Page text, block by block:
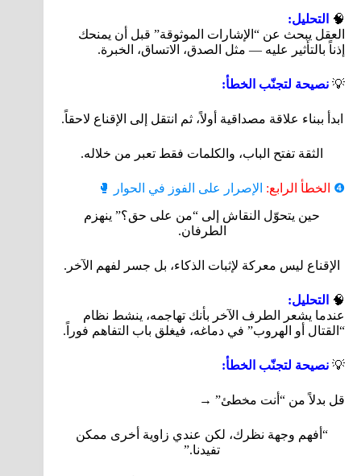
🧠
التحليل:
العقل يبحث عن “الإشارات الموثوقة” قبل أن يمنحك
إذناً بالتأثير عليه — مثل الصدق، الاتساق، الخبرة.
💡 نصيحة لتجنّب الخطأ:
ابدأ ببناء علاقة مصداقية أولاً، ثم انتقل إلى الإقناع لاحقاً.
الثقة تفتح الباب، والكلمات فقط تعبر من خلاله.
❹ الخطأ الرابع: الإصرار على الفوز في الحوار 🥊
حين يتحوّل النقاش إلى “من على حق؟” ينهزم
الطرفان.
الإقناع ليس معركة لإثبات الذكاء، بل جسر لفهم الآخر.
🧠
التحليل:
عندما يشعر الطرف الآخر بأنك تهاجمه، ينشط نظام
“القتال أو الهروب” في دماغه، فيغلق باب التفاهم فوراً.
💡 نصيحة لتجنّب الخطأ:
قل بدلاً من “أنت مخطئ” →
“أفهم وجهة نظرك، لكن عندي زاوية أخرى ممكن
تفيدنا.”